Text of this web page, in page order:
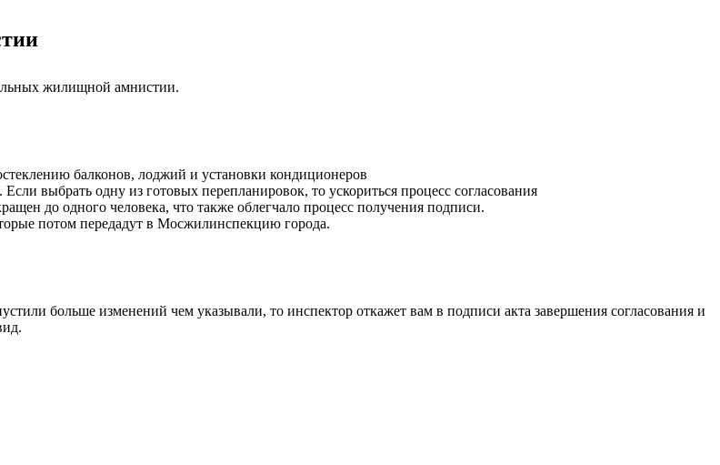
жилищной амнистии.
балконов, лоджий и установки кондиционеров
выбрать одну из готовых перепланировок, то ускориться процесс согласования
до одного человека, что также облегчало процесс получения подписи.
потом передадут в Мосжилинспекцию города.
больше изменений чем указывали, то инспектор откажет вам в подписи акта завершения согласования и